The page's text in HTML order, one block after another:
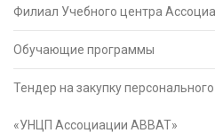
Филиал Учебного центра
Обучающие программы
Тендер на закупку
«УНЦП Ассоциации АВВАТ»